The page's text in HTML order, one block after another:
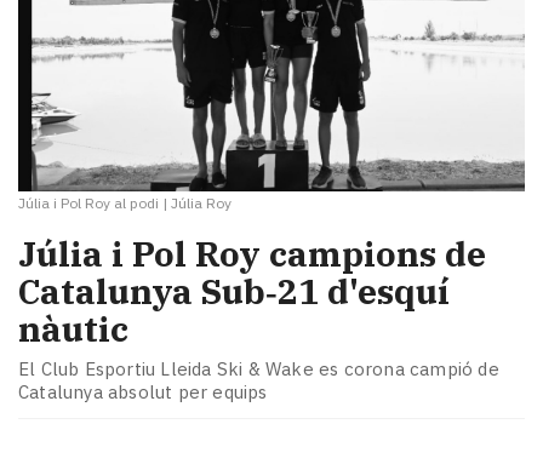
Júlia i Pol Roy al podi | Júlia Roy
Júlia i Pol Roy campions de
Catalunya Sub‑21 d'esquí
nàutic
El Club Esportiu Lleida Ski & Wake es corona campió de
Catalunya absolut per equips